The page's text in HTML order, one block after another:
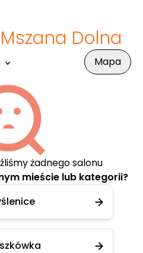
Mszana Dolna
Mapa
żadnego salonu
mieście lub kategorii?